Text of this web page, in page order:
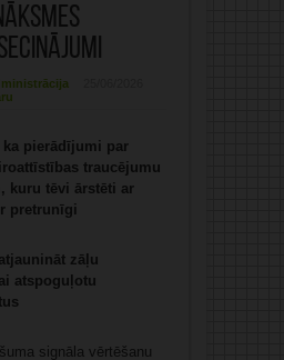
ka pierādījumi par
traucējumu
kuru tēvi ārstēti ar
pretrunīgi
zāļu
atspoguļotu
signāla vērtēšanu